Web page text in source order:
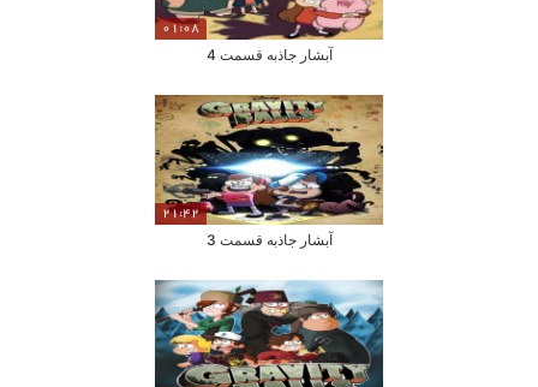
01:08
آبشار جاذبه قسمت 4
21:42
آبشار جاذبه قسمت 3